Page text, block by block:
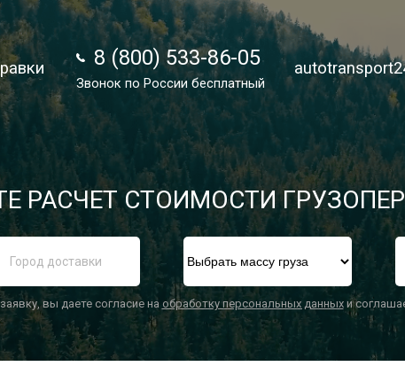
8 (800) 533-86-05
Звонок по России бесплатный
8 (800) 533-86-05
Звонок по России бесплатный
РАСЧЕТ СТОИМОСТИ
вы даете согласие на обработку персональных данныхи